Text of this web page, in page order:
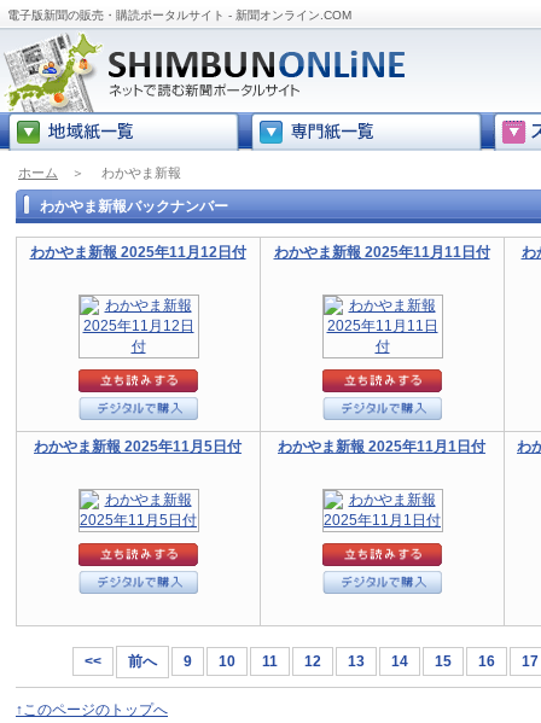
電子版新聞の販売・購読ポータルサイト - 新聞オンライン.COM
ホーム ＞ わかやま新報
わかやま新報バックナンバー
わかやま新報 2025年11月12日付 わかやま新報 2025年11月11日付 わ
わかやま新報 2025年11月5日付 わかやま新報 2025年11月1日付 わ
<< 前へ 9 10 11 12 13 14 15 16 17
↑このページのトップへ